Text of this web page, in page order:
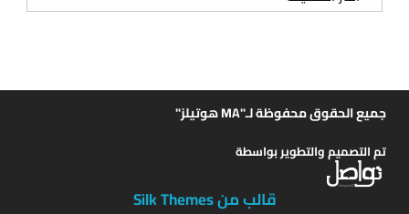
جميع الحقوق محفوظة لـ"MA هوتيلز"
تم التصميم والتطوير بواسطة
قالب من Silk Themes